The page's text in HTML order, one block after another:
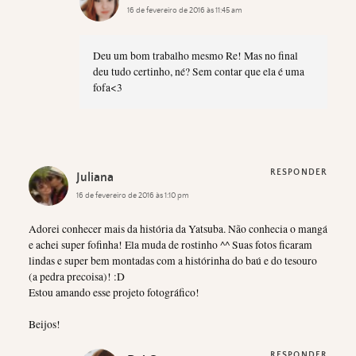
16 de fevereiro de 2016 às 11:45 am
Deu um bom trabalho mesmo Re! Mas no final
deu tudo certinho, né? Sem contar que ela é uma
fofa<3
Juliana
16 de fevereiro de 2016 às 1:10 pm
Adorei conhecer mais da história da Yatsuba. Não conhecia o mangá
e achei super fofinha! Ela muda de rostinho ^^ Suas fotos ficaram
lindas e super bem montadas com a histórinha do baú e do tesouro
(a pedra precoisa)! :D
Estou amando esse projeto fotográfico!
Beijos!
RESPONDER